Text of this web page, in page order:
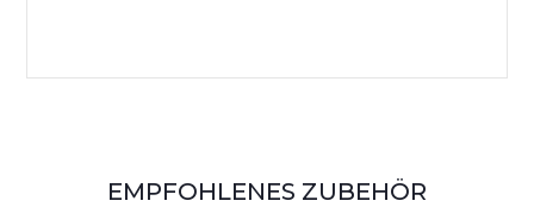
EMPFOHLENES ZUBEHÖR